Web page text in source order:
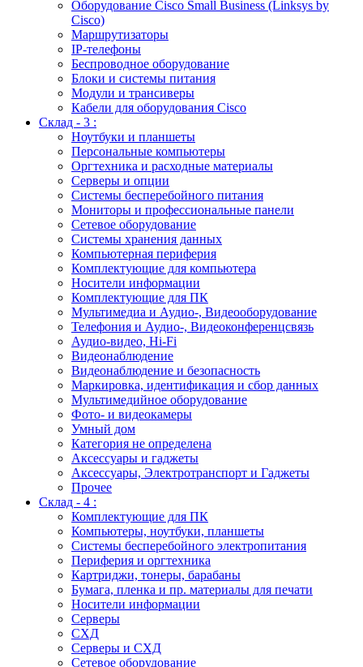
Оборудование Cisco Small Business (Linksys by
Cisco)
Маршрутизаторы
IP-телефоны
Беспроводное оборудование
Блоки и системы питания
Модули и трансиверы
Кабели для оборудования Cisco
Склад - 3 :
Ноутбуки и планшеты
Персональные компьютеры
Оргтехника и расходные материалы
Серверы и опции
Системы бесперебойного питания
Мониторы и профессиональные панели
Сетевое оборудование
Системы хранения данных
Компьютерная периферия
Комплектующие для компьютера
Носители информации
Комплектующие для ПК
Мультимедиа и Аудио-, Видеооборудование
Телефония и Аудио-, Видеоконференцсвязь
Аудио-видео, Hi-Fi
Видеонаблюдение
Видеонаблюдение и безопасность
Маркировка, идентификация и сбор данных
Мультимедийное оборудование
Фото- и видеокамеры
Умный дом
Категория не определена
Аксессуары и гаджеты
Аксессуары, Электротранспорт и Гаджеты
Прочее
Склад - 4 :
Комплектующие для ПК
Компьютеры, ноутбуки, планшеты
Системы бесперебойного электропитания
Периферия и оргтехника
Картриджи, тонеры, барабаны
Бумага, пленка и пр. материалы для печати
Носители информации
Серверы
СХД
Серверы и СХД
Сетевое оборудование